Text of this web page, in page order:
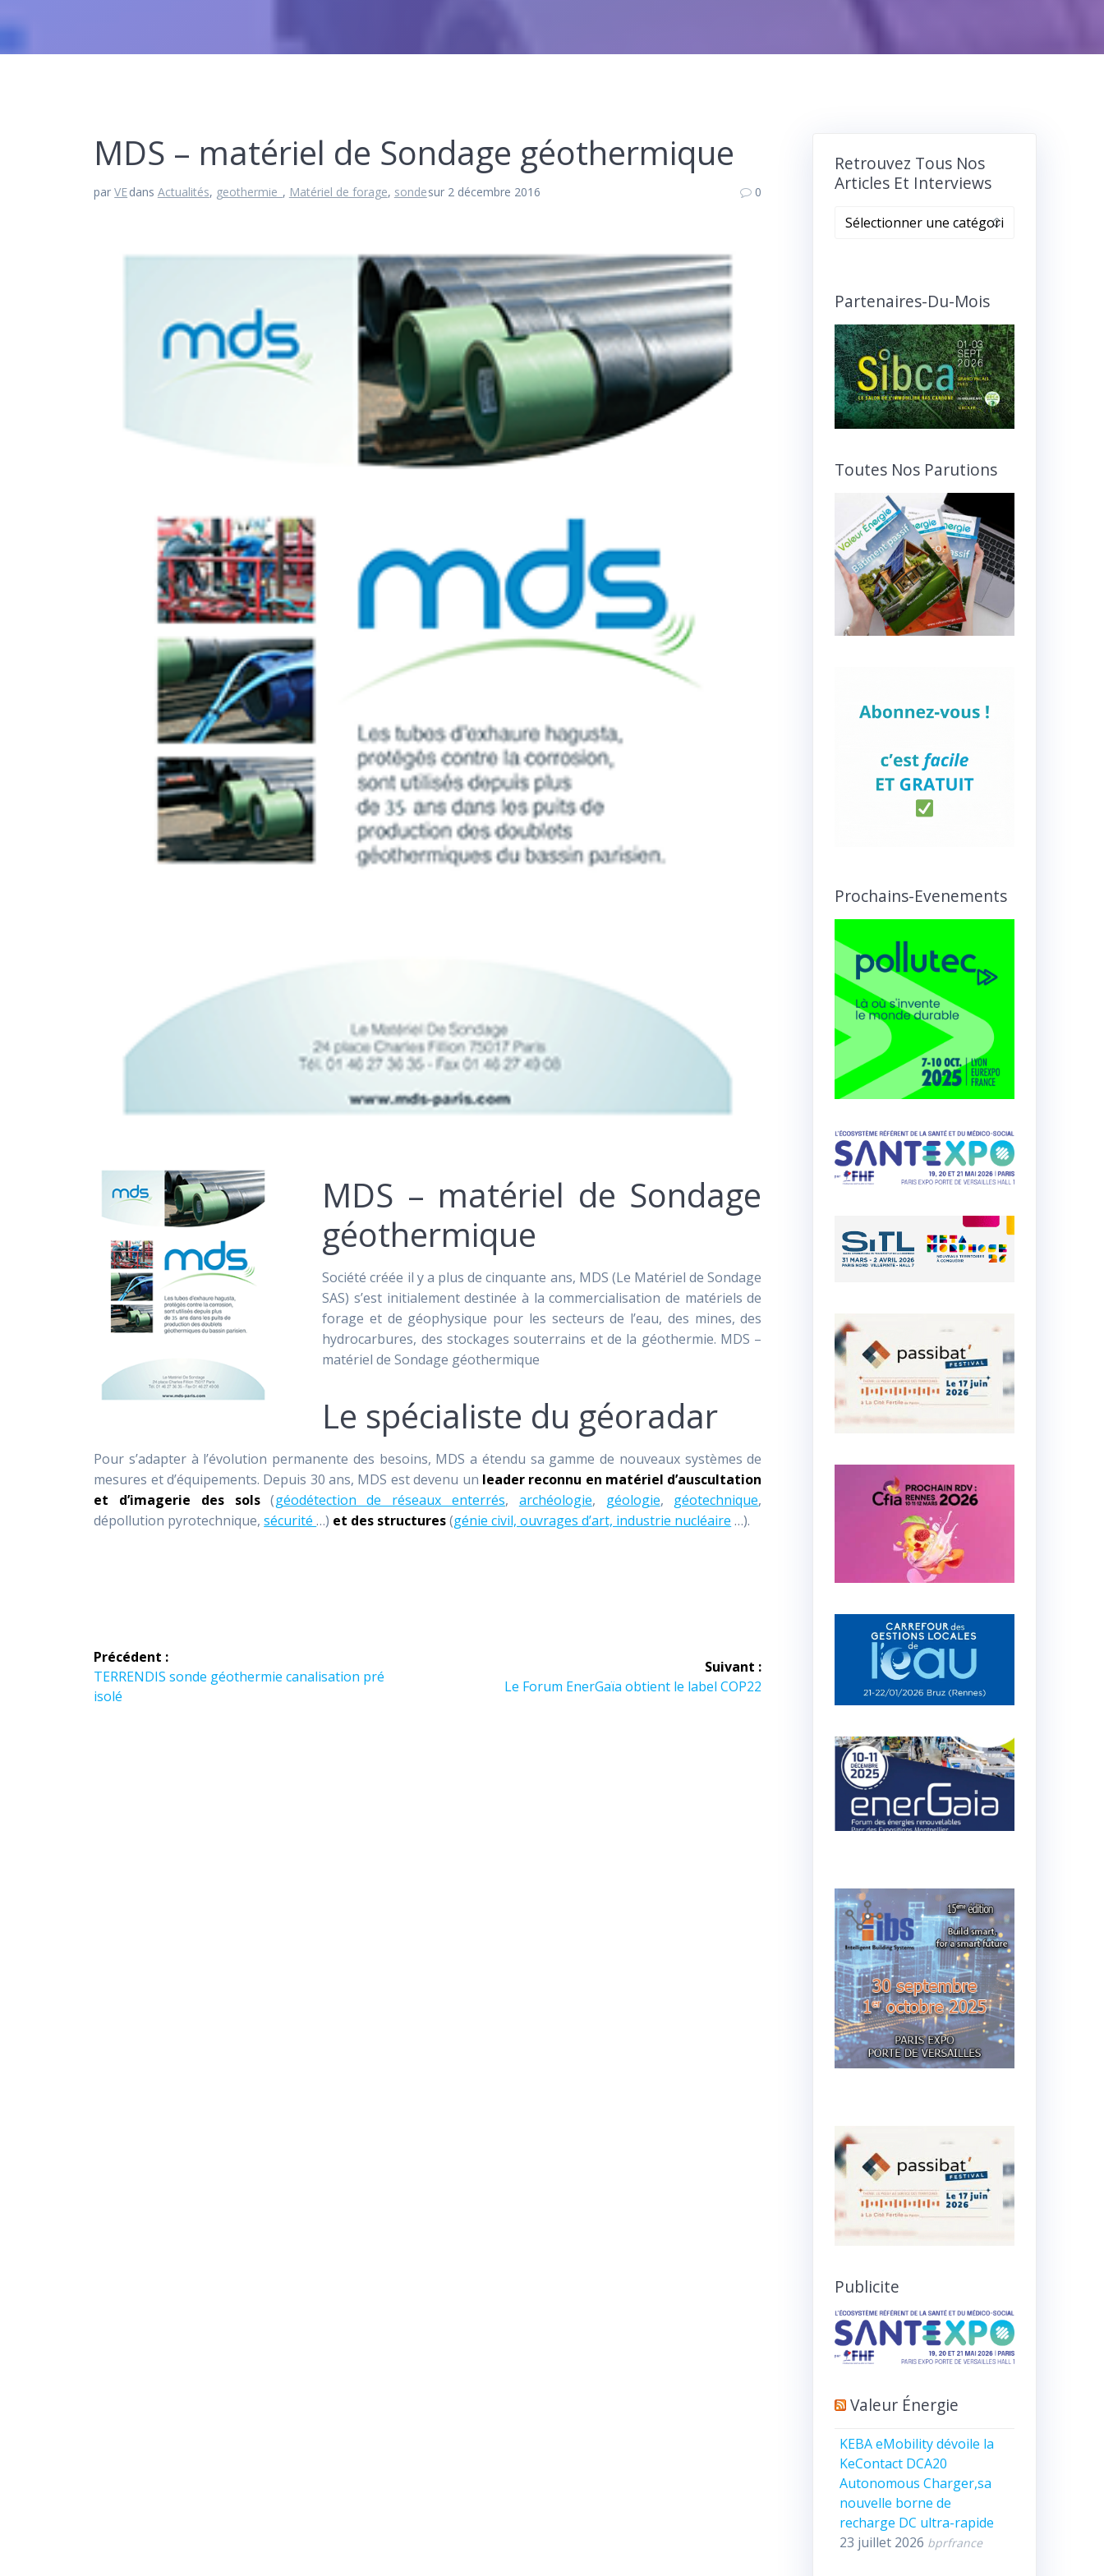
MDS – matériel de Sondage géothermique
parVEdans Actualités, geothermie_ , Matériel de forage, sondesur 2 décembre 2016 0
MDS – matériel de Sondage
géothermique
Société créée il y a plus de cinquante ans, MDS (Le Matériel de Sondage
SAS) s’est initialement destinée à la commercialisation de matériels de
forage et de géophysique pour les secteurs de l’eau, des mines, des
hydrocarbures, des stockages souterrains et de la géothermie. MDS –
matériel de Sondage géothermique
Le spécialiste du géoradar
Pour s’adapter à l’évolution permanente des besoins, MDS a étendu sa gamme de nouveaux systèmes de
mesures et d’équipements. Depuis 30 ans, MDS est devenu un leader reconnu en matériel d’auscultation
et d’imagerie des sols(géodétection de réseaux enterrés, archéologie, géologie, géotechnique,
dépollution pyrotechnique,sécurité…) et des structures(génie civil, ouvrages d’art, industrie nucléaire …).
Navigation
de
Précédent :
Article
précédent :
TERRENDIS sonde géothermie canalisation pré
isolé
Suivant :
Article
Le Forum EnerGaïa obtient le label COP22
Retrouvez Tous Nos
Articles Et Interviews
Retrouvez
et
Partenaires-Du-Mois
Toutes Nos Parutions
Prochains-Evenements
Publicite
Valeur Énergie
KEBA eMobility dévoile la
KeContact DCA20
Autonomous Charger,sa
nouvelle borne de
recharge DC ultra-rapide
23 juillet 2026 bprfrance